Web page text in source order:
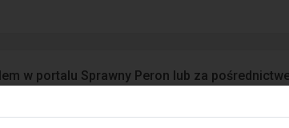
w portalu Sprawny Peron lub za
App Store